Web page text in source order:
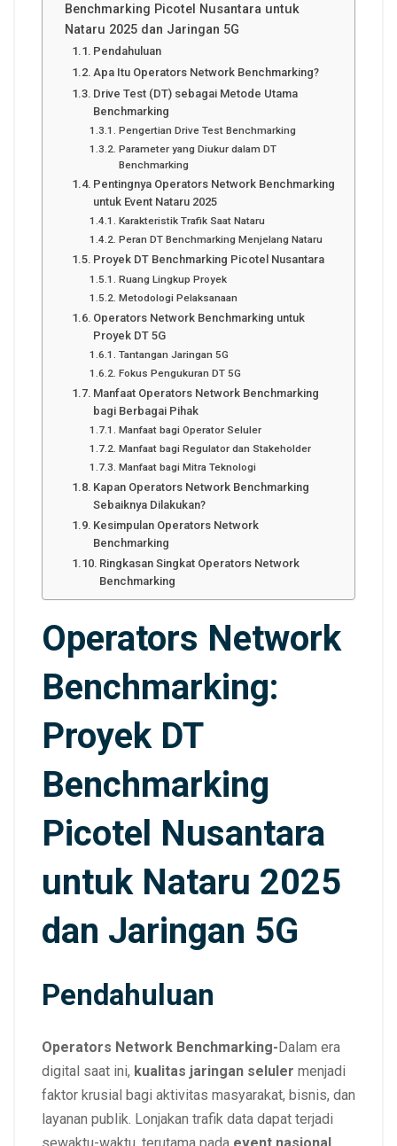
Benchmarking Picotel Nusantara untuk
Nataru 2025 dan Jaringan 5G
Pendahuluan
Apa Itu Operators Network Benchmarking?
Drive Test (DT) sebagai Metode Utama
Benchmarking
Pengertian Drive Test Benchmarking
Parameter yang Diukur dalam DT
Benchmarking
Pentingnya Operators Network Benchmarking
untuk Event Nataru 2025
Karakteristik Trafik Saat Nataru
Peran DT Benchmarking Menjelang Nataru
Proyek DT Benchmarking Picotel Nusantara
Ruang Lingkup Proyek
Metodologi Pelaksanaan
Operators Network Benchmarking untuk
Proyek DT 5G
Tantangan Jaringan 5G
Fokus Pengukuran DT 5G
Manfaat Operators Network Benchmarking
bagi Berbagai Pihak
Manfaat bagi Operator Seluler
Manfaat bagi Regulator dan Stakeholder
Manfaat bagi Mitra Teknologi
Kapan Operators Network Benchmarking
Sebaiknya Dilakukan?
Kesimpulan Operators Network
Benchmarking
Ringkasan Singkat Operators Network
Benchmarking
Operators Network
Benchmarking:
Proyek DT
Benchmarking
Picotel Nusantara
untuk Nataru 2025
dan Jaringan 5G
Pendahuluan
Operators Network Benchmarking-Dalam era
digital saat ini, kualitas jaringan seluler menjadi
faktor krusial bagi aktivitas masyarakat, bisnis, dan
layanan publik. Lonjakan trafik data dapat terjadi